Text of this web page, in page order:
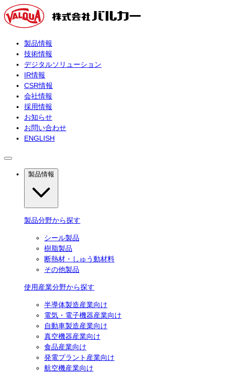
製品情報
技術情報
デジタルソリューション
IR情報
CSR情報
会社情報
採用情報
お知らせ
お問い合わせ
ENGLISH
製品情報
製品分野から探す
シール製品
樹脂製品
断熱材・しゅう動材料
その他製品
使用産業分野から探す
半導体製造産業向け
電気・電子機器産業向け
自動車製造産業向け
真空機器産業向け
食品産業向け
発電プラント産業向け
航空機産業向け